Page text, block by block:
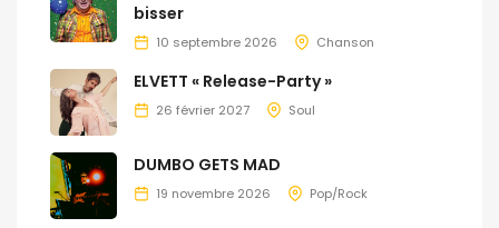
bisser
10 septembre 2026 Chanson
ELVETT « Release-Party »
26 février 2027 Soul
DUMBO GETS MAD
19 novembre 2026 Pop/Rock